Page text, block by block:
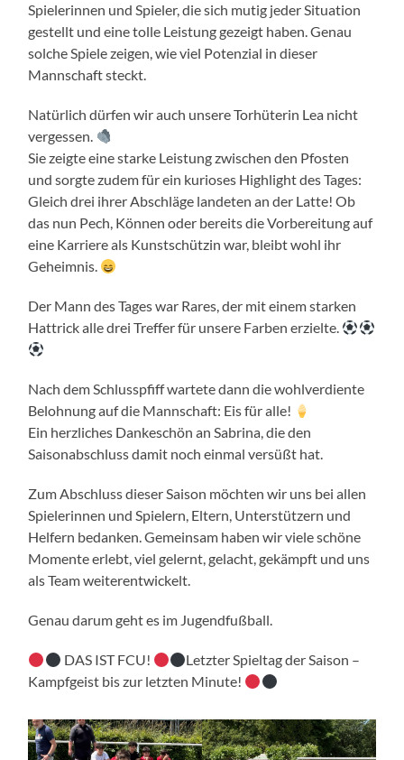
Spielerinnen und Spieler, die sich mutig jeder Situation
gestellt und eine tolle Leistung gezeigt haben. Genau
solche Spiele zeigen, wie viel Potenzial in dieser
Mannschaft steckt.
Natürlich dürfen wir auch unsere Torhüterin Lea nicht
vergessen.
Sie zeigte eine starke Leistung zwischen den Pfosten
und sorgte zudem für ein kurioses Highlight des Tages:
Gleich drei ihrer Abschläge landeten an der Latte! Ob
das nun Pech, Können oder bereits die Vorbereitung auf
eine Karriere als Kunstschützin war, bleibt wohl ihr
Geheimnis.
Der Mann des Tages war Rares, der mit einem starken
Hattrick alle drei Treffer für unsere Farben erzielte.
Nach dem Schlusspfiff wartete dann die wohlverdiente
Belohnung auf die Mannschaft: Eis für alle!
Ein herzliches Dankeschön an Sabrina, die den
Saisonabschluss damit noch einmal versüßt hat.
Zum Abschluss dieser Saison möchten wir uns bei allen
Spielerinnen und Spielern, Eltern, Unterstützern und
Helfern bedanken. Gemeinsam haben wir viele schöne
Momente erlebt, viel gelernt, gelacht, gekämpft und uns
als Team weiterentwickelt.
Genau darum geht es im Jugendfußball.
DAS IST FCU!
Letzter Spieltag der Saison –
Kampfgeist bis zur letzten Minute!